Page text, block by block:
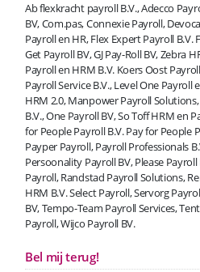
Ab flexkracht payroll B.V., Adecco
BV, Com.pas, Connexie Payroll,
Payroll en HR, Flex Expert Payroll
Get Payroll BV, GJ Pay-Roll BV, Zebra
Payroll en HRM B.V. Koers Oost
Payroll Service B.V., Level One Payroll
HRM 2.0, Manpower Payroll
B.V., One Payroll BV, So Toff HRM en
for People Payroll B.V. Pay for People
Payper Payroll, Payroll Professionals
Persoonality Payroll BV, Please Payroll
Payroll, Randstad Payroll Solutions,
HRM B.V. Select Payroll, Servorg
BV, Tempo-Team Payroll Services,
Payroll, Wijco Payroll BV.
Bel mij terug!